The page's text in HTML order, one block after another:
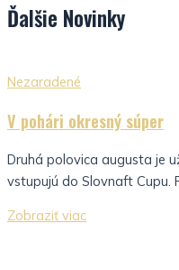
Ďalšie Novinky
Nezaradené
V pohári okresný súper
Druhá polovica augusta je
vstupujú do Slovnaft Cupu.
Zobraziť viac